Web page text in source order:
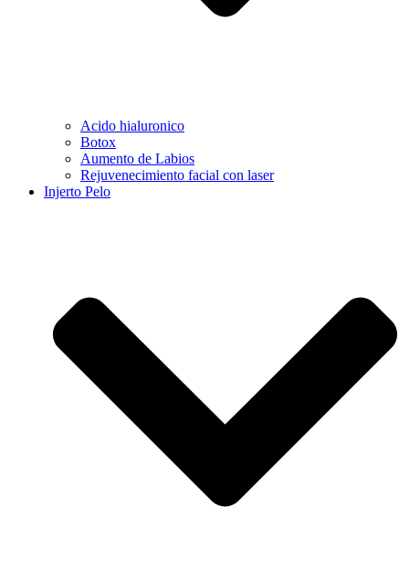
Acido hialuronico
Botox
Aumento de Labios
Rejuvenecimiento facial con laser
Injerto Pelo